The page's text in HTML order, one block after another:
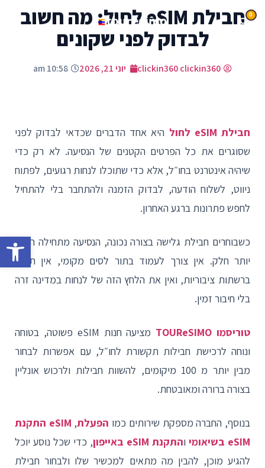
0
חבילת eSIM לחול: מה חשוב
לבדוק לפני שקונים
clickin360 clickin360 יוני 21, 2026 10:58 am
חבילת eSIM לחול
היא אחד הדברים שכדאי לבדוק לפני
שסוגרים את כל הפרטים הקטנים של הנסיעה. לא רק כדי
שיהיה אינטרנט בחו״ל, אלא כדי שתוכלו לנחות רגועים, לפתוח
ניווט, לשלוח הודעה, לבדוק הזמנה ולהתחבר בלי להתחיל
לחפש פתרונות ברגע האחרון.
כשבוחרים חבילת גלישה בצורה נכונה, הנסיעה מתחילה הרבה
יותר חלק. אין צורך לעמוד בתור לסים מקומי, אין תלות
ברשתות ציבוריות, ואין את הלחץ הזה של לנחות במדינה זרה
בלי חיבור זמין.
טוריסמו TOUReSIMO
מציעה חנות eSIM פשוטה, בטוחה
ונוחה לרכישת חבילות תקשורת לחו״ל, עם אפשרות לבחור
מבין יותר מ 100 מיקומים, להשוות חבילות ולרכוש אונליין
בצורה ברורה ומאובטחת.
בנוסף, החברה מספקת שירותים כמו הפעלת,
eSIM התקנת
eSIM בשיאומי
והתקנת eSIM באייפון
, כדי שכל נוסע יוכל
להגיע מוכן, להבין מה מתאים למכשיר שלו ולבחור חבילת